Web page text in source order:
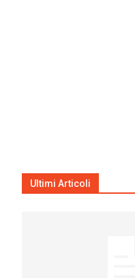
Ultimi Articoli